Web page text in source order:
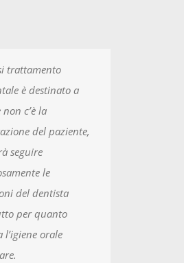
trattamento
è destinato a
c’è la
del paziente,
seguire
le
del dentista
per quanto
orale